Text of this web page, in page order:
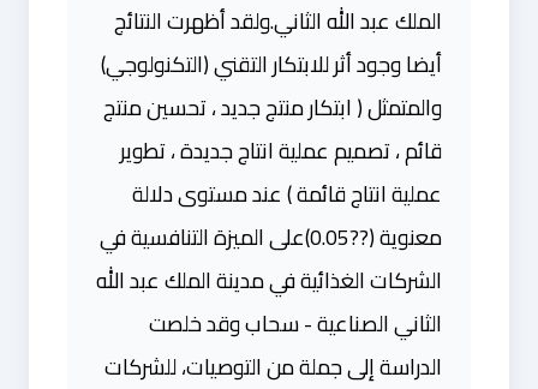
الملك عبد الله الثاني.ولقد أظهرت النتائج
أيضا وجود أثر للابتكار التقني (التكنولوجي)
والمتمثل ( ابتكار منتج جديد ، تحسين منتج
قائم ، تصميم عملية انتاج جديدة ، تطوير
عملية انتاج قائمة ) عند مستوى دلالة
معنوية (??0.05)على الميزة التنافسية في
الشركات الغذائية في مدينة الملك عبد الله
الثاني الصناعية - سحاب وقد خلصت
الدراسة إلى جملة من التوصيات، للشركات